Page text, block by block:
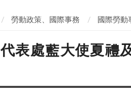
勞動政策、國際事務 國際勞動
表處藍大使夏禮